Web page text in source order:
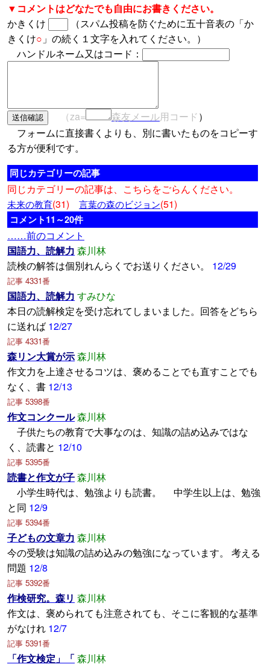
▼コメントはどなたでも自由にお書きください。
かきくけ
（スパム投稿を防ぐために五十音表の「か
きくけ○ 」の続く１文字を入れてください。）
ハンドルネーム又はコード：
（za= 森友メール用コード）
フォームに直接書くよりも、別に書いたものをコピーす
る方が便利です。
同じカテゴリーの記事
同じカテゴリーの記事は、こちらをごらんください。
未来の教育(31) 言葉の森のビジョン(51)
コメント11～20件
……前のコメント
国語力、読解力 森川林
読検の解答は個別れんらくでお送りください。
12/29
記事 4331番
国語力、読解力 すみひな
本日の読解検定を受け忘れてしまいました。回答をどちら
に送れば 12/27
記事 4331番
森リン大賞が示森川林
作文力を上達させるコツは、褒めることでも直すことでも
なく、書 12/13
記事 5398番
作文コンクール森川林
子供たちの教育で大事なのは、知識の詰め込みではな
く、読書と 12/10
記事 5395番
読書と作文が子森川林
小学生時代は、勉強よりも読書。 中学生以上は、勉強
と同 12/9
記事 5394番
子どもの文章力 森川林
今の受験は知識の詰め込みの勉強になっています。 考える
問題 12/8
記事 5392番
作検研究。森リ 森川林
作文は、褒められても注意されても、そこに客観的な基準
がなけれ 12/7
記事 5391番
「作文検定」「 森川林